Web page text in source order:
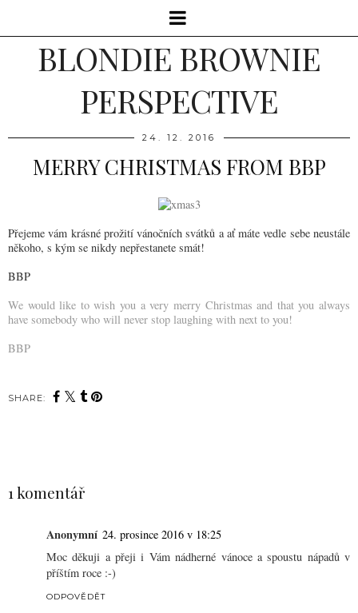
BLONDIE BROWNIE
PERSPECTIVE
24. 12. 2016
MERRY CHRISTMAS FROM BBP
Přejeme vám krásné prožití vánočních svátků a ať máte vedle sebe neustále
někoho, s kým se nikdy nepřestanete smát!
BBP
We would like to wish you a very merry Christmas and that you always
have somebody who will never stop laughing with next to you!
BBP
SHARE:
1 komentář
Anonymní 24. prosince 2016 v 18:25
Moc děkuji a přeji i Vám nádherné vánoce a spoustu nápadů v
příštím roce :-)
ODPOVĚDĚT